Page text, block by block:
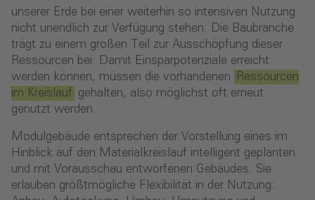
unserer Erde bei einer weiterhin so intensiven Nutzung
nicht unendlich zur Verfügung stehen. Die Baubranche
trägt zu einem großen Teil zur Ausschöpfung dieser
Ressourcen bei. Damit Einsparpotenziale erreicht
werden können, müssen die vorhandenen
Ressourcen
im Kreislauf gehalten, also möglichst oft erneut
genutzt werden.
Modulgebäude entsprechen der Vorstellung eines im
Hinblick auf den Materialkreislauf intelligent geplanten
und mit Vorausschau entworfenen Gebäudes. Sie
erlauben größtmögliche Flexibilität in der Nutzung: